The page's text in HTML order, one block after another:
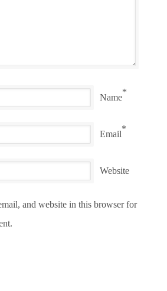
Name
*
Email
*
Website
and website in this browser for